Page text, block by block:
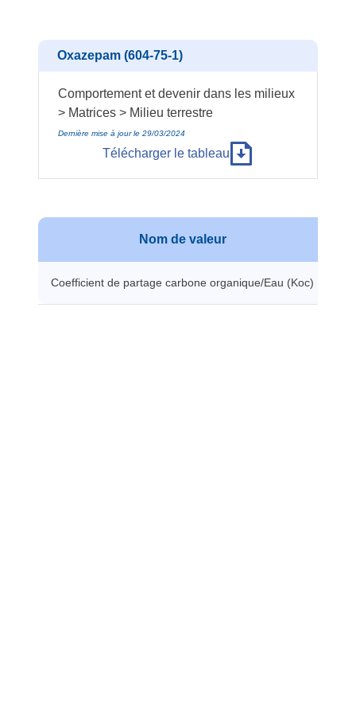
Oxazepam (604-75-1)
Comportement et devenir dans les milieux
> Matrices > Milieu terrestre
Dernière mise à jour le 29/03/2024
Télécharger le tableau
Nom de valeur
Coefficient de partage carbone organique/Eau (Koc)